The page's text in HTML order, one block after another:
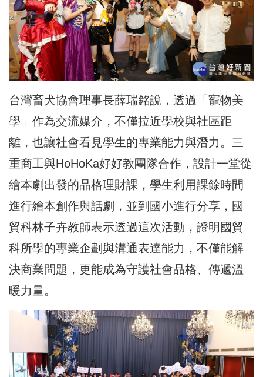
台灣畜犬協會理事長薛瑞銘說，透過「寵物美
學」作為交流媒介，不僅拉近學校與社區距
離，也讓社會看見學生的專業能力與潛力。三
重商工與HoHoKa好好教團隊合作，設計一堂從
繪本劇出發的品格理財課，學生利用課餘時間
進行繪本創作與話劇，並到國小進行分享，國
貿科林子卉教師表示透過這次活動，證明國貿
科所學的專業企劃與溝通表達能力，不僅能解
決商業問題，更能成為守護社會品格、傳遞溫
暖力量。